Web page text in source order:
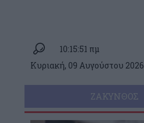
10:15:51 πμ
Κυριακή, 09 Αυγούστου 2026
ΖΆΚΥΝΘΟΣ